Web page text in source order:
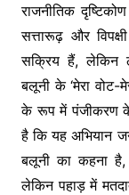
राजनीतिक
सत्तारूढ़ और
सक्रिय हैं, लेकिन
बलूनी के ‘मेरा वोट-
के रूप में पंजीकरण के
है कि यह अभियान
बलूनी का कहना है,
लेकिन पहाड़ में